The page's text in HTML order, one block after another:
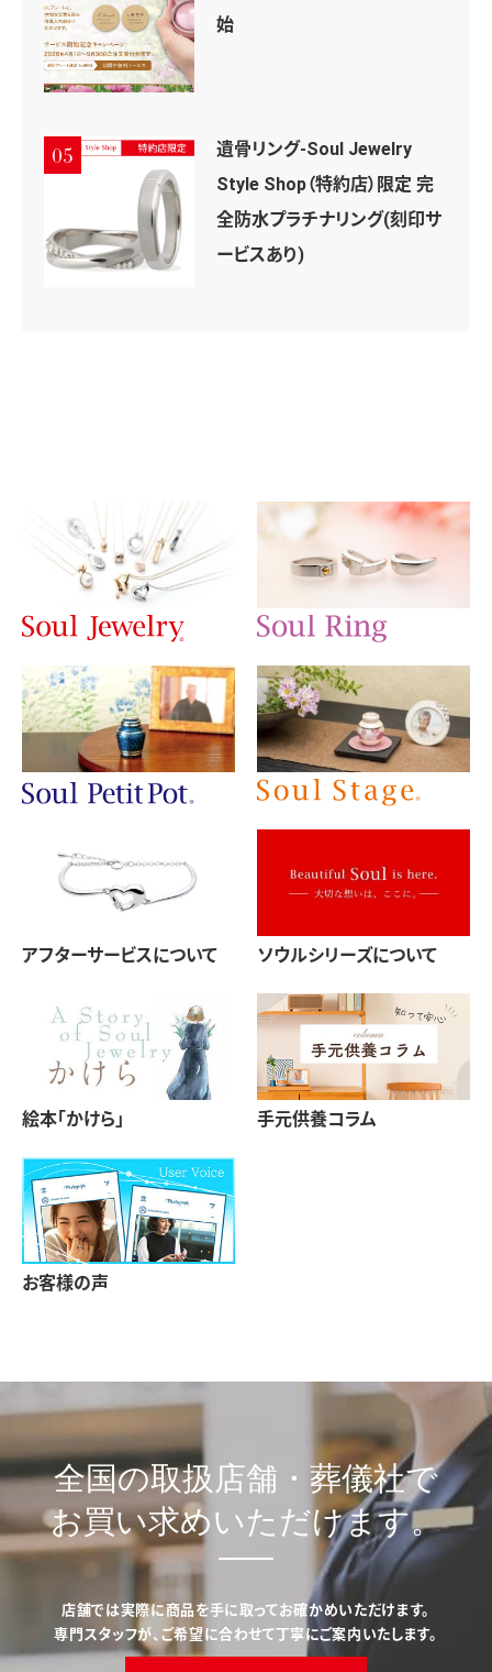
始
05
遺骨リング-Soul Jewelry
Style Shop（特約店）限定 完
全防水プラチナリング(刻印サ
ービスあり)
アフターサービスについて ソウルシリーズについて
絵本「かけら」 手元供養コラム
お客様の声
全国の取扱店舗・葬儀社で
お買い求めいただけます。
店舗では実際に商品を手に取ってお確かめいただけます。
専門スタッフが、ご希望に合わせて丁寧にご案内いたします。